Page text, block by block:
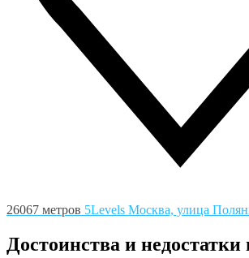
26067 метров 5Levels Москва, улица
Достоинства и недостатки